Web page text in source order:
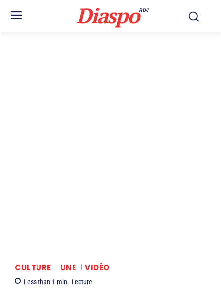
DiaspoRDC
CULTURE UNE VIDÉO
Less than 1 min. Lecture